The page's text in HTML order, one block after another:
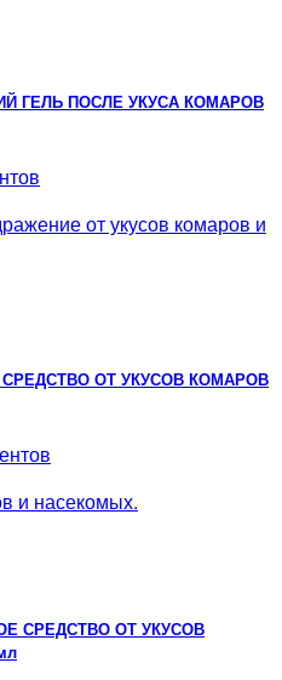
ГЕЛЬ ПОСЛЕ УКУСА КОМАРОВ
от укусов комаров и
ОТ УКУСОВ КОМАРОВ
и насекомых.
СРЕДСТВО ОТ УКУСОВ